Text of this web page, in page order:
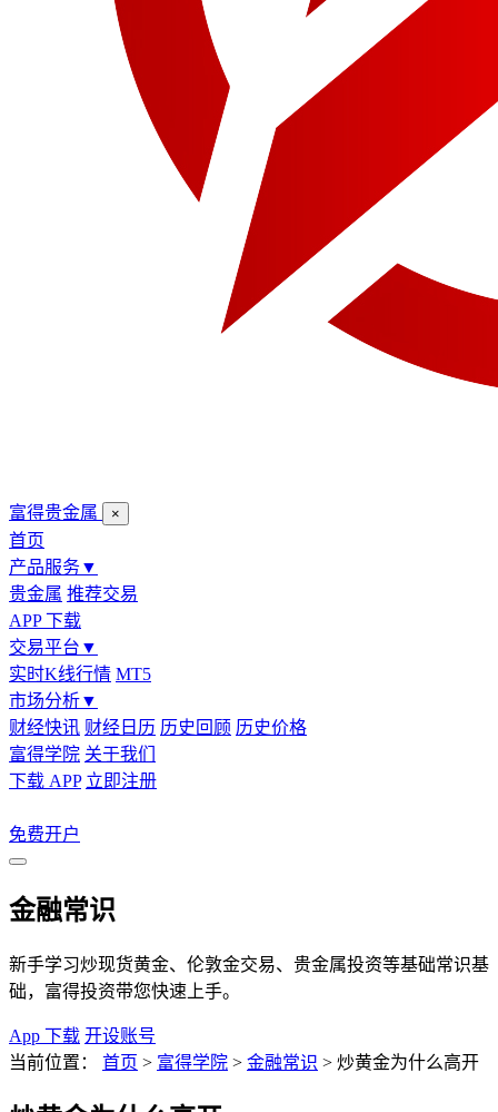
富得贵金属 ×
首页
产品服务▼
贵金属 推荐交易
APP 下载
交易平台 ▼
实时K线行情 MT5
市场分析▼
财经快讯 财经日历 历史回顾 历史价格
富得学院 关于我们
下载 APP 立即注册
免费开户
金融常识
新手学习炒现货黄金、伦敦金交易、贵金属投资等基础常识基
础，富得投资带您快速上手。
App 下载 开设账号
当前位置：
首页 > 富得学院 > 金融常识 > 炒黄金为什么高开